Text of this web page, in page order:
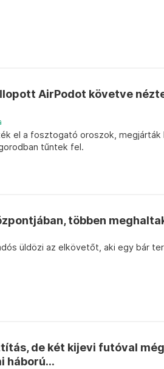
AirPodot követve
el a fosztogató oroszok, megjárták
tűntek fel.
többen
üldözi az elkövetőt, aki egy bár
de két kijevi futóval
háború...